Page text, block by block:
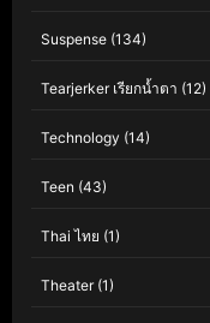
Suspense (134)
Tearjerker เรียกน้ำตา (12)
Technology (14)
Teen (43)
Thai ไทย (1)
Theater(1)